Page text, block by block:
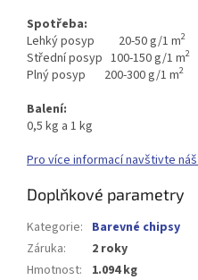
Spotřeba:
Lehký posyp 20-50 g/1 m2
Střední posyp 100-150 g/1 m2
Plný posyp 200-300 g/1 m2
Balení:
0,5 kg a 1 kg
Pro více informací navštivte
Doplňkové parametry
Kategorie: Barevné chipsy
Záruka:
2 roky
Hmotnost:
1.094 kg